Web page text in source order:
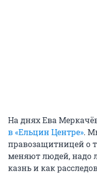
На днях Ева
в «Ельцин Центре».
правозащитницей о
меняют людей, надо
казнь и как